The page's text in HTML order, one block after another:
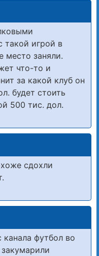
такой игрой в
место заняли.
что-то и
за какой клуб он
будет стоить
500 тис. дол.
сдохли
канала футбол во